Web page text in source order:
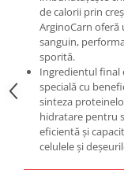
de calorii prin
ArginoCarn oferă
sanguin,
sporită.
Ingredientul final
specială cu
sinteza
hidratare pentru
eficientă și
celulele și